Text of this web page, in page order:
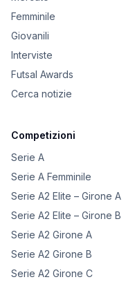
Femminile
Giovanili
Interviste
Futsal Awards
Cerca notizie
Competizioni
Serie A
Serie A Femminile
Serie A2 Elite – Girone A
Serie A2 Elite – Girone B
Serie A2 Girone A
Serie A2 Girone B
Serie A2 Girone C